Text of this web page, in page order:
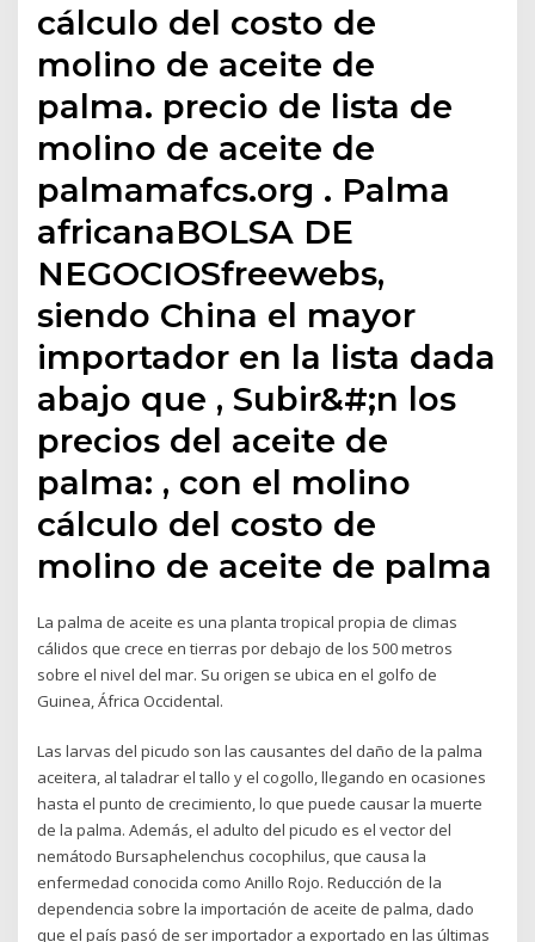
cálculo del costo de
molino de aceite de
palma. precio de lista de
molino de aceite de
palmamafcs.org . Palma
africanaBOLSA DE
NEGOCIOSfreewebs,
siendo China el mayor
importador en la lista dada
abajo que , Subir&#;n los
precios del aceite de
palma: , con el molino
cálculo del costo de
molino de aceite de palma
La palma de aceite es una planta tropical propia de climas
cálidos que crece en tierras por debajo de los 500 metros
sobre el nivel del mar. Su origen se ubica en el golfo de
Guinea, África Occidental.
Las larvas del picudo son las causantes del daño de la palma
aceitera, al taladrar el tallo y el cogollo, llegando en ocasiones
hasta el punto de crecimiento, lo que puede causar la muerte
de la palma. Además, el adulto del picudo es el vector del
nemátodo Bursaphelenchus cocophilus, que causa la
enfermedad conocida como Anillo Rojo. Reducción de la
dependencia sobre la importación de aceite de palma, dado
que el país pasó de ser importador a exportado en las últimas